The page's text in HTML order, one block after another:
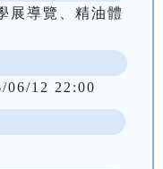
展導覽、精油體
06/12 22:00